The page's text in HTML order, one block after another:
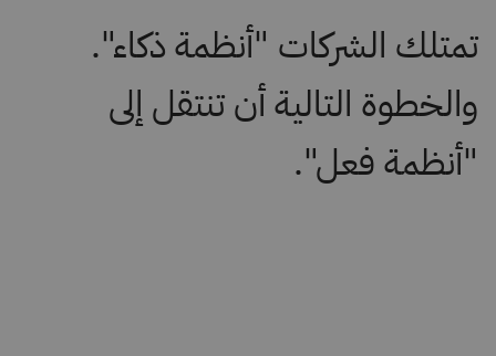
تمتلك الشركات "أنظمة ذكاء".
والخطوة التالية أن تنتقل إلى
"أنظمة فعل".